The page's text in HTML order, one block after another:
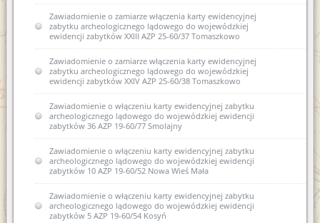
Zawiadomienie o zamiarze włączenia karty ewidencyjnej
zabytku archeologicznego lądowego do wojewódzkiej
ewidencji zabytków XXIII AZP 25-60/37 Tomaszkowo
Zawiadomienie o zamiarze włączenia karty ewidencyjnej
zabytku archeologicznego lądowego do wojewódzkiej
ewidencji zabytków XXIV AZP 25-60/38 Tomaszkowo
Zawiadomienie o włączeniu karty ewidencyjnej zabytku
archeologicznego lądowego do wojewódzkiej ewidencji
zabytków 36 AZP 19-60/77 Smolajny
Zawiadomienie o włączeniu karty ewidencyjnej zabytku
archeologicznego lądowego do wojewódzkiej ewidencji
zabytków 10 AZP 19-60/52 Nowa Wieś Mała
Zawiadomienie o włączeniu karty ewidencyjnej zabytku
archeologicznego lądowego do wojewódzkiej ewidencji
zabytków 5 AZP 19-60/54 Kosyń